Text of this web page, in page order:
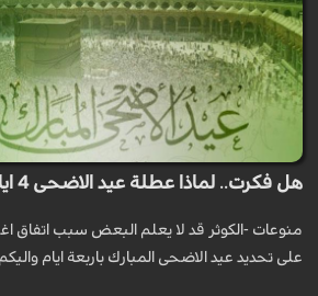
هل فكرت.. لماذا عطلة عيد الاضحى 4 ايام؟
منوعات -الكوثر قد لا يعلم البعض سبب اتفاق
على تحديد عيد الاضحى المبارك باربعة ايام